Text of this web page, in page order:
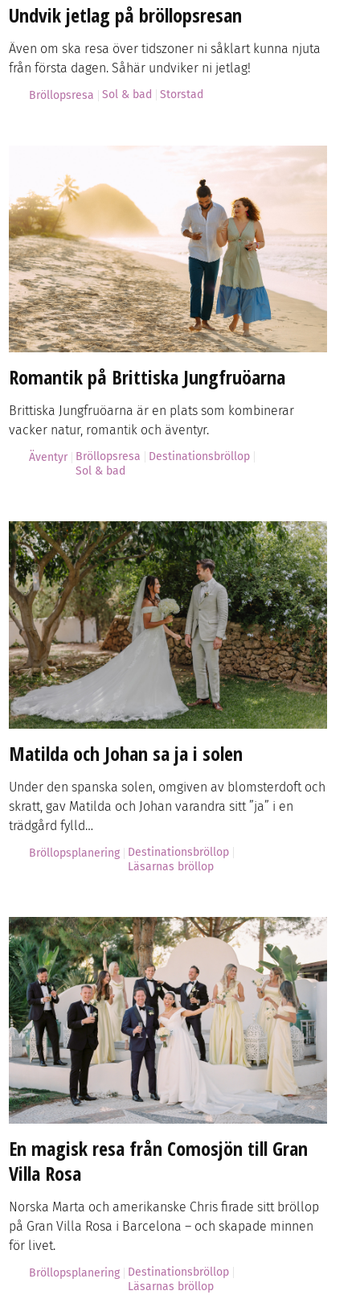
Undvik jetlag på bröllopsresan
Även om ska resa över tidszoner ni såklart kunna njuta
från första dagen. Såhär undviker ni jetlag!
Bröllopsresa Sol & bad Storstad
Romantik på Brittiska Jungfruöarna
Brittiska Jungfruöarna är en plats som kombinerar
vacker natur, romantik och äventyr.
Äventyr Bröllopsresa
Destinationsbröllop
Sol & bad
Matilda och Johan sa ja i solen
Under den spanska solen, omgiven av blomsterdoft och
skratt, gav Matilda och Johan varandra sitt ”ja” i en
trädgård fylld…
Bröllopsplanering
Destinationsbröllop
Läsarnas bröllop
En magisk resa från Comosjön till Gran
Villa Rosa
Norska Marta och amerikanske Chris firade sitt bröllop
på Gran Villa Rosa i Barcelona – och skapade minnen
för livet.
Bröllopsplanering
Destinationsbröllop
Läsarnas bröllop